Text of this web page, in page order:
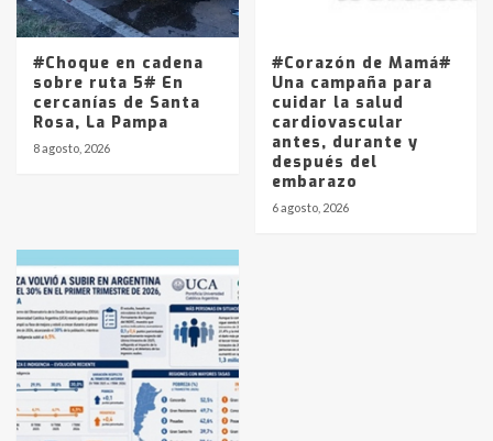
#Choque en cadena
sobre ruta 5# En
cercanías de Santa
Rosa, La Pampa
8 agosto, 2026
#Corazón de Mamá#
Una campaña para
cuidar la salud
cardiovascular
antes, durante y
después del
embarazo
6 agosto, 2026